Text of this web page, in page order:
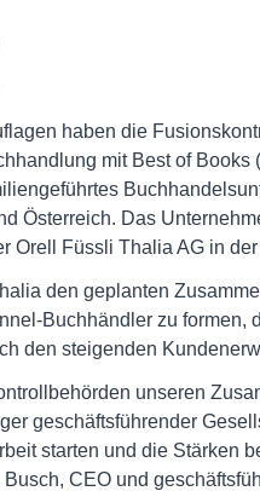
haben die
mit Best of Books
Österreich. Das
Orell Füssli Thalia AG in
den geplanten
Buchhändler zu formen,
den steigenden
unseren
geschäftsführender
starten und die Stärken
CEO und